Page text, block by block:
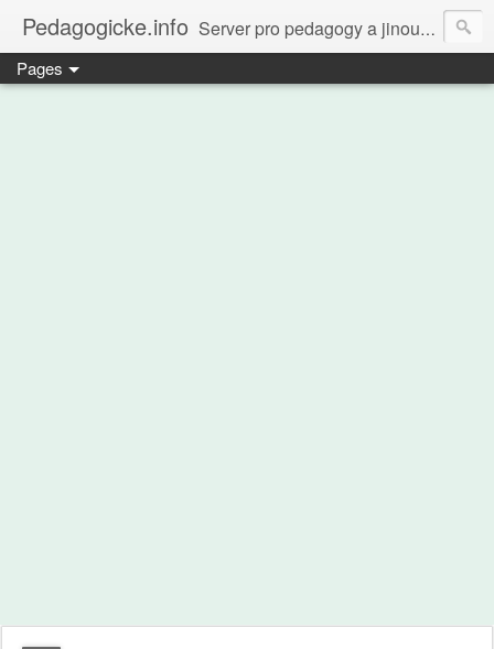
Pedagogicke.info Server pro pedagogy a jinou zvířenu
Pages